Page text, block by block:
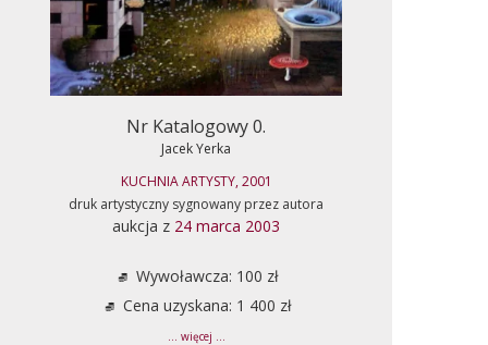
Nr Katalogowy 0.
Jacek Yerka
KUCHNIA ARTYSTY, 2001
druk artystyczny sygnowany przez autora
aukcja z 24 marca 2003
Wywoławcza: 100 zł
Cena uzyskana: 1 400 zł
... więcej ...